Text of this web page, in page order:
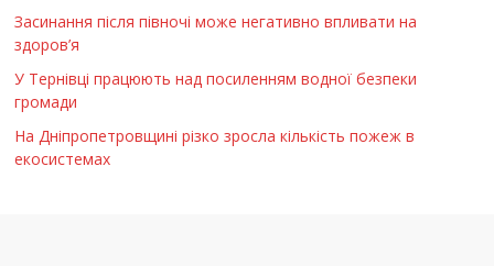
Засинання після півночі може негативно впливати на
здоров’я
У Тернівці працюють над посиленням водної безпеки
громади
На Дніпропетровщині різко зросла кількість пожеж в
екосистемах